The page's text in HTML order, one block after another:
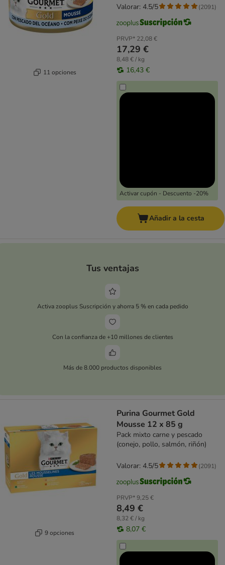
11 opciones
PRVP* 22,08 €
17,29 €
8,48 € / kg
16,43 €
Activar cupón - Descuento -20%
Valorar: 4.5/5 (2091)
Añadir a la cesta
Tus ventajas
Activa zooplus Suscripción y ahorra 5 % en cada pedido
Con la confianza de +10 millones de clientes
Más de 8.000 productos disponibles
9 opciones
Purina Gourmet Gold
Mousse 12 x 85 g
Pack mixto carne y pescado
(conejo, pollo, salmón, riñón)
PRVP*9,25 €
8,49 €
8,32 € / kg
8,07 €
Valorar: 4.5/5 (2091)